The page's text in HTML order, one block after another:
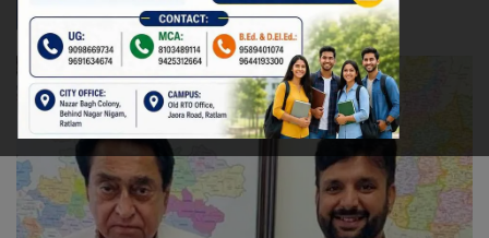
रेलवे
खेल
ज्योतिष
कला-साहित्य